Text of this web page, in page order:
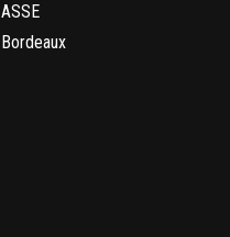
ASSE
Bordeaux